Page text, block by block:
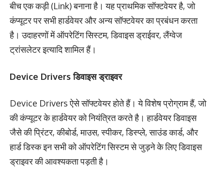
बीच एक कड़ी (Link) बनाना है। यह प्राथमिक सॉफ्टवेयर है, जो
कंप्यूटर पर सभी हार्डवेयर और अन्य सॉफ्टवेयर का प्रबंधन करता
है। उदाहरणों में ऑपरेटिंग सिस्टम, डिवाइस ड्राईवर, लैंग्वेज
ट्रांसलेटर इत्यादि शामिल हैं।
Device Drivers डिवाइस ड्राइवर
Device Drivers ऐसे सॉफ्टवेयर होते हैं। ये विशेष प्रोग्राम हैं, जो
की कंप्यूटर के हार्डवेयर को नियंत्रित करते है। हार्डवेयर डिवाइस
जैसे की प्रिंटर, कीबोर्ड, माउस, स्पीकर, डिस्प्ले, साउंड कार्ड, और
हार्ड डिस्क इन सभी को ऑपरेटिंग सिस्टम से जुड़ने के लिए डिवाइस
ड्राइवर की आवश्यकता पड़ती है।